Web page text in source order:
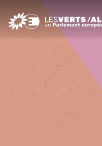
Greens/EFA Home